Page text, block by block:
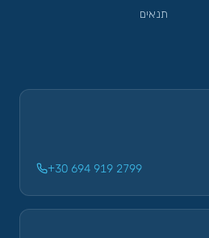
תנאים
+30 694 919 2799